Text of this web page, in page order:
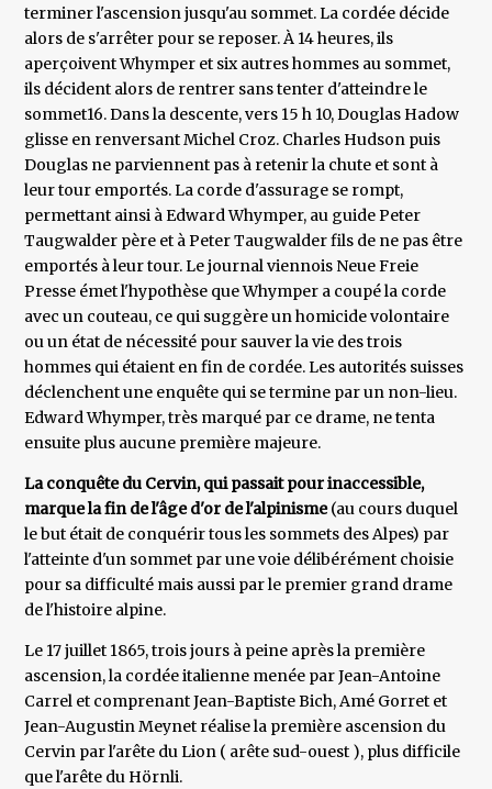
terminer l'ascension jusqu'au sommet. La cordée décide
alors de s'arrêter pour se reposer. À 14 heures, ils
aperçoivent Whymper et six autres hommes au sommet,
ils décident alors de rentrer sans tenter d'atteindre le
sommet16. Dans la descente, vers 15 h 10, Douglas Hadow
glisse en renversant Michel Croz. Charles Hudson puis
Douglas ne parviennent pas à retenir la chute et sont à
leur tour emportés. La corde d'assurage se rompt,
permettant ainsi à Edward Whymper, au guide Peter
Taugwalder père et à Peter Taugwalder fils de ne pas être
emportés à leur tour. Le journal viennois Neue Freie
Presse émet l'hypothèse que Whymper a coupé la corde
avec un couteau, ce qui suggère un homicide volontaire
ou un état de nécessité pour sauver la vie des trois
hommes qui étaient en fin de cordée. Les autorités suisses
déclenchent une enquête qui se termine par un non-lieu.
Edward Whymper, très marqué par ce drame, ne tenta
ensuite plus aucune première majeure.
La conquête du Cervin, qui passait pour inaccessible,
marque la fin de l'âge d'or de l'alpinisme(au cours duquel
le but était de conquérir tous les sommets des Alpes) par
l'atteinte d'un sommet par une voie délibérément choisie
pour sa difficulté mais aussi par le premier grand drame
de l'histoire alpine.
Le 17 juillet 1865, trois jours à peine après la première
ascension, la cordée italienne menée par Jean-Antoine
Carrel et comprenant Jean-Baptiste Bich, Amé Gorret et
Jean-Augustin Meynet réalise la première ascension du
Cervin par l'arête du Lion ( arête sud-ouest ), plus difficile
que l'arête du Hörnli.